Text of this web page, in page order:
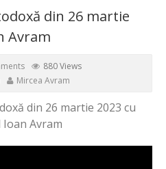
din 26 martie
Avram
880 Views
Mircea Avram
din 26 martie 2023 cu
Avram